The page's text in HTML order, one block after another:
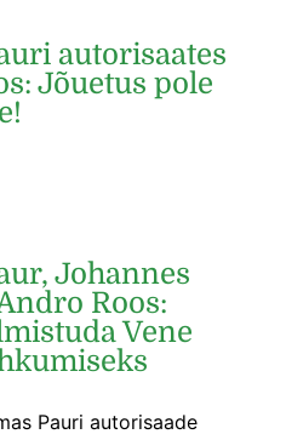
autorisaates
Jõuetus pole
Johannes
Roos:
Vene
Pauri autorisaade